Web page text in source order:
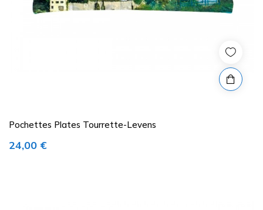
Pochettes Plates Tourrette-Levens
Prix
24,00 €